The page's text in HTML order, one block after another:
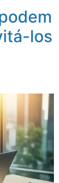
los